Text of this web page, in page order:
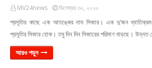
MV24news ডিসেম্বর ৩০, ২০২০
প্রসূতির কাছে এক আতঙ্কের নাম সিজার। এক দু’জন ব্যাতিক্রম
প্রসূতির সিজার হোক। তবু দিন দিন সিজারের পরিমাণ বাড়ছে। উন্নত
আরও পড়ুন